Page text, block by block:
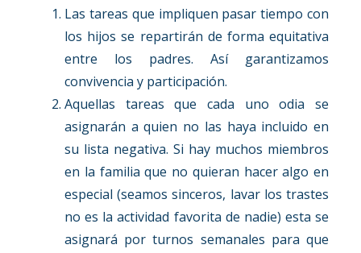
Las tareas que impliquen pasar tiempo con
los hijos se repartirán de forma equitativa
entre los padres. Así garantizamos
convivencia y participación.
Aquellas tareas que cada uno odia se
asignarán a quien no las haya incluido en
su lista negativa. Si hay muchos miembros
en la familia que no quieran hacer algo en
especial (seamos sinceros, lavar los trastes
no es la actividad favorita de nadie) esta se
asignará por turnos semanales para que